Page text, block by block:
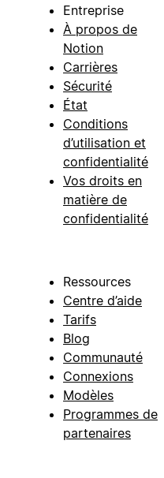
Entreprise
À propos de
Notion
Carrières
Sécurité
État
Conditions
d’utilisation et
confidentialité
Vos droits en
matière de
confidentialité
Ressources
Centre d’aide
Tarifs
Blog
Communauté
Connexions
Modèles
Programmes de
partenaires